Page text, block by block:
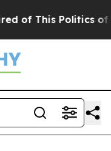
of This Politics of